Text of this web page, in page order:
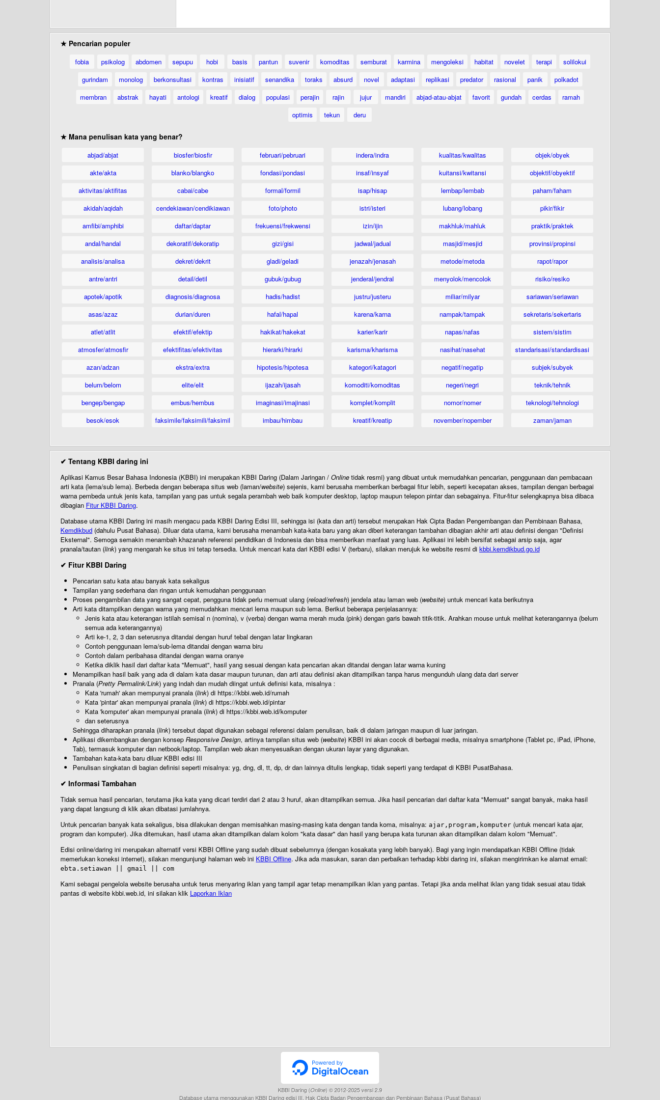
★ Pencarian populer
fobia psikolog abdomen sepupu hobi basis pantun suvenir komoditas semburat karmina mengoleksi habitat novelet terapi
solilokui
gurindam
monolog berkonsultasi kontras inisiatif senandika toraks absurd novel adaptasi replikasi predator rasional panik
polkadot
membran
abstrak hayati antologi kreatif dialog populasi perajin rajin jujur mandiri abjad-atau-abjat favorit gundah cerdas
ramah
optimis
tekun deru
★ Mana penulisan kata yang benar?
abjad/abjat
akte/akta
aktivitas/aktifitas
akidah/aqidah
amfibi/amphibi
andal/handal
analisis/analisa
antre/antri
apotek/apotik
asas/azaz
atlet/atlit
atmosfer/atmosfir
azan/adzan
belum/belom
bengep/bengap
besok/esok
biosfer/biosfir
blanko/blangko
cabai/cabe
cendekiawan/cendikiawan
daftar/daptar
dekoratif/dekoratip
dekret/dekrit
detail/detil
diagnosis/diagnosa
durian/duren
efektif/efektip
efektifitas/efektivitas
ekstra/extra
elite/elit
embus/hembus
faksimile/faksimili/faksimil
februari/pebruari
fondasi/pondasi
formal/formil
foto/photo
frekuensi/frekwensi
gizi/gisi
gladi/geladi
gubuk/gubug
hadis/hadist
hafal/hapal
hakikat/hakekat
hierarki/hirarki
hipotesis/hipotesa
ijazah/ijasah
imaginasi/imajinasi
imbau/himbau
indera/indra
insaf/insyaf
isap/hisap
istri/isteri
izin/ijin
jadwal/jadual
jenazah/jenasah
jenderal/jendral
justru/justeru
karena/karna
karier/karir
karisma/kharisma
kategori/katagori
komoditi/komoditas
komplet/komplit
kreatif/kreatip
kualitas/kwalitas
kuitansi/kwitansi
lembap/lembab
lubang/lobang
makhluk/mahluk
masjid/mesjid
metode/metoda
menyolok/mencolok
miliar/milyar
nampak/tampak
napas/nafas
nasihat/nasehat
negatif/negatip
negeri/negri
nomor/nomer
november/nopember
objek/obyek
objektif/obyektif
paham/faham
pikir/fikir
praktik/praktek
provinsi/propinsi
rapot/rapor
risiko/resiko
sariawan/seriawan
sekretaris/sekertaris
sistem/sistim
standarisasi/standardisasi
subjek/subyek
teknik/tehnik
teknologi/tehnologi
zaman/jaman
✔ Tentang KBBI daring ini
Aplikasi Kamus Besar Bahasa Indonesia (KBBI) ini merupakan KBBI Daring (Dalam Jaringan / Online tidak resmi) yang dibuat untuk memudahkan pencarian, penggunaan dan pembacaan
arti kata (lema/sub lema). Berbeda dengan beberapa situs web (laman/website) sejenis, kami berusaha memberikan berbagai fitur lebih, seperti kecepatan akses, tampilan dengan berbagai
warna pembeda untuk jenis kata, tampilan yang pas untuk segala perambah web baik komputer desktop, laptop maupun telepon pintar dan sebagainya. Fitur-fitur selengkapnya bisa dibaca
dibagian Fitur KBBI Daring.
Database utama KBBI Daring ini masih mengacu pada KBBI Daring Edisi III, sehingga isi (kata dan arti) tersebut merupakan Hak Cipta Badan Pengembangan dan Pembinaan Bahasa,
Kemdikbud (dahulu Pusat Bahasa). Diluar data utama, kami berusaha menambah kata-kata baru yang akan diberi keterangan tambahan dibagian akhir arti atau definisi dengan "Definisi
Eksternal". Semoga semakin menambah khazanah referensi pendidikan di Indonesia dan bisa memberikan manfaat yang luas. Aplikasi ini lebih bersifat sebagai arsip saja, agar
pranala/tautan (link) yang mengarah ke situs ini tetap tersedia. Untuk mencari kata dari KBBI edisi V (terbaru), silakan merujuk ke website resmi di kbbi.kemdikbud.go.id
✔ Fitur KBBI Daring
Pencarian satu kata atau banyak kata sekaligus
Tampilan yang sederhana dan ringan untuk kemudahan penggunaan
Proses pengambilan data yang sangat cepat, pengguna tidak perlu memuat ulang (reload/refresh) jendela atau laman web (website) untuk mencari kata berikutnya
Arti kata ditampilkan dengan warna yang memudahkan mencari lema maupun sub lema. Berikut beberapa penjelasannya:
Jenis kata atau keterangan istilah semisal n (nomina), v (verba) dengan warna merah muda (pink) dengan garis bawah titik-titik. Arahkan mouse untuk melihat keterangannya (belum
semua ada keterangannya)
Arti ke-1, 2, 3 dan seterusnya ditandai dengan huruf tebal dengan latar lingkaran
Contoh penggunaan lema/sub-lema ditandai dengan warna biru
Contoh dalam peribahasa ditandai dengan warna oranye
Ketika diklik hasil dari daftar kata "Memuat", hasil yang sesuai dengan kata pencarian akan ditandai dengan latar warna kuning
Menampilkan hasil baik yang ada di dalam kata dasar maupun turunan, dan arti atau definisi akan ditampilkan tanpa harus mengunduh ulang data dari server
Pranala (Pretty Permalink/Link) yang indah dan mudah diingat untuk definisi kata, misalnya :
Kata 'rumah' akan mempunyai pranala (link) di https://kbbi.web.id/rumah
Kata 'pintar' akan mempunyai pranala (link) di https://kbbi.web.id/pintar
Kata 'komputer' akan mempunyai pranala (link) di https://kbbi.web.id/komputer
dan seterusnya
Sehingga diharapkan pranala (link) tersebut dapat digunakan sebagai referensi dalam penulisan, baik di dalam jaringan maupun di luar jaringan.
Aplikasi dikembangkan dengan konsep Responsive Design, artinya tampilan situs web (website) KBBI ini akan cocok di berbagai media, misalnya smartphone (Tablet pc, iPad, iPhone,
Tab), termasuk komputer dan netbook/laptop. Tampilan web akan menyesuaikan dengan ukuran layar yang digunakan.
Tambahan kata-kata baru diluar KBBI edisi III
Penulisan singkatan di bagian definisi seperti misalnya: yg, dng, dl, tt, dp, dr dan lainnya ditulis lengkap, tidak seperti yang terdapat di KBBI PusatBahasa.
✔ Informasi Tambahan
Tidak semua hasil pencarian, terutama jika kata yang dicari terdiri dari 2 atau 3 huruf, akan ditampilkan semua. Jika hasil pencarian dari daftar kata "Memuat" sangat banyak, maka hasil
yang dapat langsung di klik akan dibatasi jumlahnya.
Untuk pencarian banyak kata sekaligus, bisa dilakukan dengan memisahkan masing-masing kata dengan tanda koma, misalnya: ajar,program,komputer (untuk mencari kata ajar,
program dan komputer). Jika ditemukan, hasil utama akan ditampilkan dalam kolom "kata dasar" dan hasil yang berupa kata turunan akan ditampilkan dalam kolom "Memuat".
Edisi online/daring ini merupakan alternatif versi KBBI Offline yang sudah dibuat sebelumnya (dengan kosakata yang lebih banyak). Bagi yang ingin mendapatkan KBBI Offline (tidak
memerlukan koneksi internet), silakan mengunjungi halaman web ini KBBI Offline. Jika ada masukan, saran dan perbaikan terhadap kbbi daring ini, silakan mengirimkan ke alamat email:
ebta.setiawan || gmail || com
Kami sebagai pengelola website berusaha untuk terus menyaring iklan yang tampil agar tetap menampilkan iklan yang pantas. Tetapi jika anda melihat iklan yang tidak sesuai atau tidak
pantas di website kbbi.web.id, ini silakan klik Laporkan Iklan
KBBI Daring (Online) © 2012-2025 versi 2.9
Database utama menggunakan KBBI Daring edisi III, Hak Cipta Badan Pengembangan dan Pembinaan Bahasa (Pusat Bahasa)